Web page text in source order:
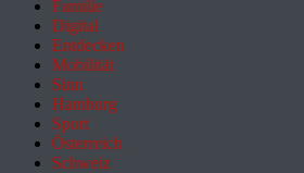
Familie
Digital
Entdecken
Mobilität
Sinn
Hamburg
Sport
Österreich
Schweiz